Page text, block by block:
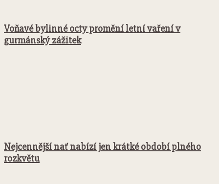
Voňavé bylinné octy promění letní vaření v
gurmánský zážitek
Nejcennější nať nabízí jen krátké období plného
rozkvětu